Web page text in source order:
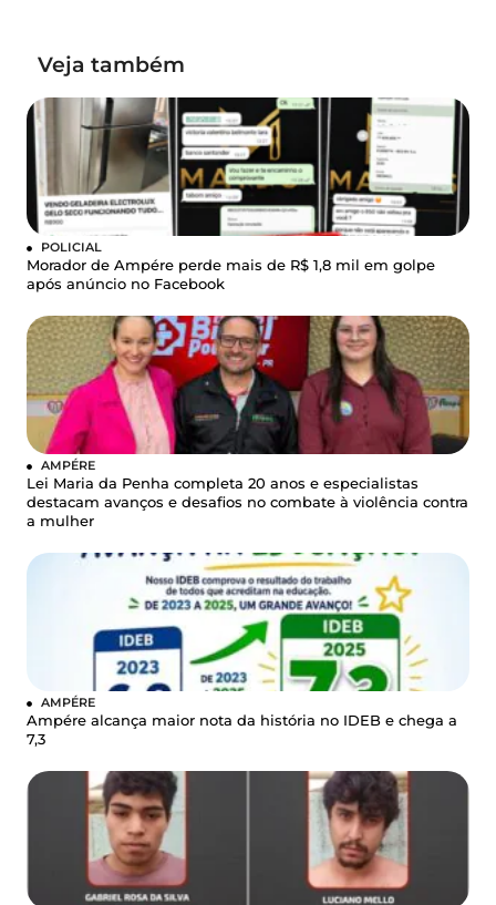
Veja também
POLICIAL
Morador de Ampére perde mais de R$ 1,8 mil em golpe
após anúncio no Facebook
AMPÉRE
Lei Maria da Penha completa 20 anos e especialistas
destacam avanços e desafios no combate à violência contra
a mulher
AMPÉRE
Ampére alcança maior nota da história no IDEB e chega a
7,3